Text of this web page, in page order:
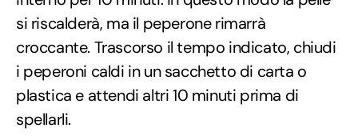
si riscalderà, ma il peperone rimarrà
croccante. Trascorso il tempo indicato, chiudi
i peperoni caldi in un sacchetto di carta o
plastica e attendi altri 10 minuti prima di
spellarli.